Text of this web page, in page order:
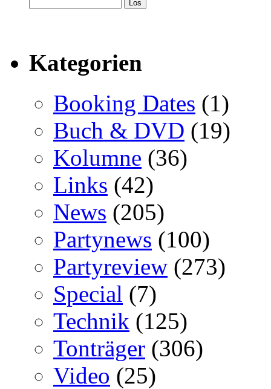
Kategorien
Booking Dates (1)
Buch & DVD (19)
Kolumne (36)
Links (42)
News (205)
Partynews (100)
Partyreview (273)
Special (7)
Technik (125)
Tonträger (306)
Video (25)